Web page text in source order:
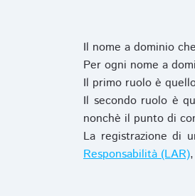
Il nome a dominio
Per ogni nome a
Il primo ruolo è
Il secondo ruolo è
nonchè il punto di
La registrazione di
Responsabilità (LAR)